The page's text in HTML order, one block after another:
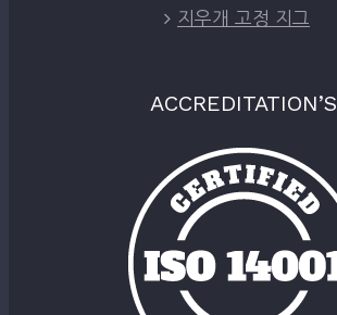
지우개 고정 지그
ACCREDITATION’S